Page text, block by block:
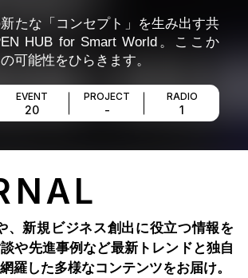
たな「コンセプト」を生み出す共
HUB for Smart World。ここか
可能性をひらきます。
EVENT
20
PROJECT
-
RADIO
1
、新規ビジネス創出に役立つ情報を
や先進事例など最新トレンドと独自
羅した多様なコンテンツをお届け。